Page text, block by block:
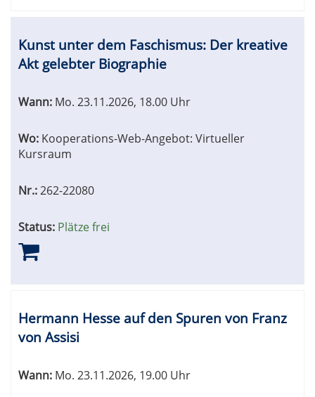
Kunst unter dem Faschismus: Der kreative
Akt gelebter Biographie
Wann: Mo. 23.11.2026, 18.00 Uhr
Wo: Kooperations-Web-Angebot: Virtueller
Kursraum
Nr.:262-22080
Status: Plätze frei
Hermann Hesse auf den Spuren von Franz
von Assisi
Wann: Mo. 23.11.2026, 19.00 Uhr